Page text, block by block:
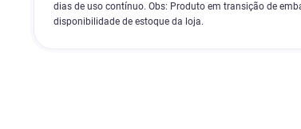
dias de uso contínuo. Obs: Produto em transição de
disponibilidade de estoque da loja.